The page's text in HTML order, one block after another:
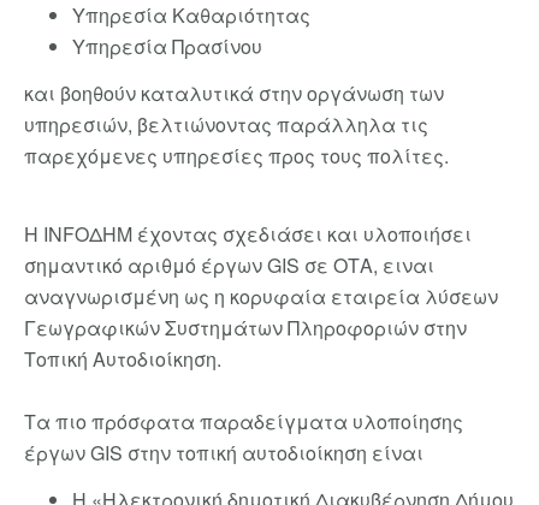
Υπηρεσία Καθαριότητας
Υπηρεσία Πρασίνου
και βοηθούν καταλυτικά στην οργάνωση των
υπηρεσιών, βελτιώνοντας παράλληλα τις
παρεχόμενες υπηρεσίες προς τους πολίτες.
H INFOΔΗΜ έχοντας σχεδιάσει και υλοποιήσει
σημαντικό αριθμό έργων GIS σε ΟΤΑ, ειναι
αναγνωρισμένη ως η κορυφαία εταιρεία λύσεων
Γεωγραφικών Συστημάτων Πληροφοριών στην
Τοπική Αυτοδιοίκηση.
Τα πιο πρόσφατα παραδείγματα υλοποίησης
έργων GIS στην τοπική αυτοδιοίκηση είναι